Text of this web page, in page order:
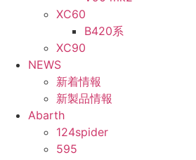
XC60
B420系
XC90
NEWS
新着情報
新製品情報
Abarth
124spider
595